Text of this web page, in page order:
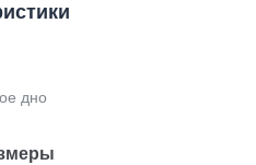
дно